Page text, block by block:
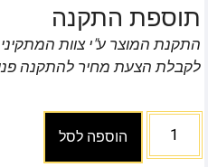
תוספת התקנה
התקנת המוצר ע"י צוות
לקבלת הצעת מחיר להתקנה
הוספה לסל